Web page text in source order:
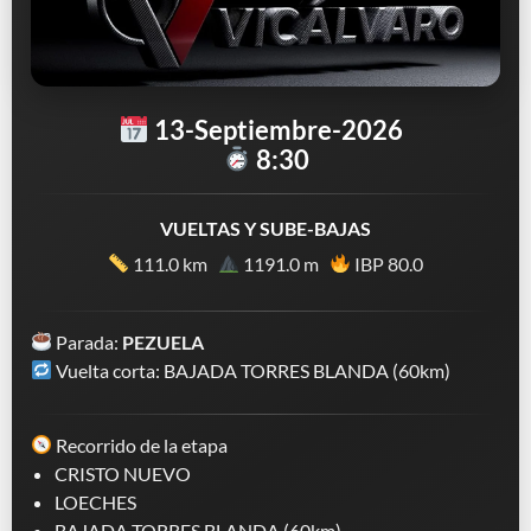
13-Septiembre-2026
8:30
VUELTAS Y SUBE-BAJAS
111.0 km
1191.0 m IBP 80.0
Parada: PEZUELA
Vuelta corta: BAJADA TORRES BLANDA (60km)
Recorrido de la etapa
CRISTO NUEVO
LOECHES